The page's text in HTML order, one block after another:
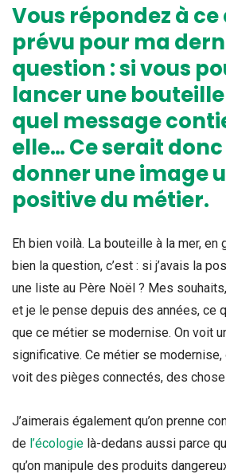
Vous répondez à ce
prévu pour ma
question : si vous
lancer une
quel message
elle… Ce serait donc
donner une image
positive du métier.
Eh bien voilà. La bouteille à la mer, en
bien la question, c’est : si j’avais la
une liste au Père Noël ? Mes
et je le pense depuis des années, ce
que ce métier se modernise. On voit
significative. Ce métier se modernise,
voit des pièges connectés, des
J’aimerais également qu’on prenne
de l’écologie là-dedans aussi parce
qu’on manipule des produits